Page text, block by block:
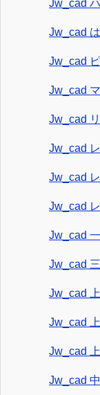
Jw_cad
Jw_cad
Jw_cad
Jw_cad
Jw_cad
Jw_cad
Jw_cad
Jw_cad
Jw_cad
Jw_cad
Jw_cad
Jw_cad
Jw_cad
Jw_cad